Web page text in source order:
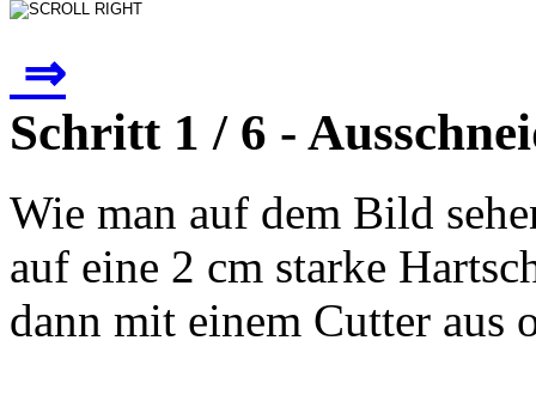
⇒
Schritt 1 / 6 -
Wie man auf dem Bild
auf eine 2 cm starke
dann mit einem Cutter aus